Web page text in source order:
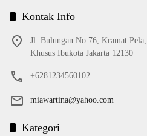
Kontak Info
Jl. Bulungan No.76, Kramat
Khusus Ibukota Jakarta 12130
+6281234560102
miawartina@yahoo.com
Kategori